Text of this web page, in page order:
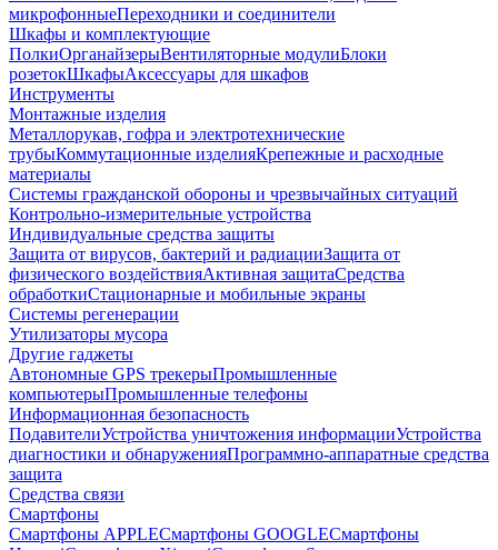
микрофонныеПереходники и соединители
Шкафы и комплектующие
ПолкиОрганайзерыВентиляторные модулиБлоки
розетокШкафыАксессуары для шкафов
Инструменты
Монтажные изделия
Металлорукав, гофра и электротехнические
трубыКоммутационные изделияКрепежные и расходные
материалы
Системы гражданской обороны и чрезвычайных ситуаций
Контрольно-измерительные устройства
Индивидуальные средства защиты
Защита от вирусов, бактерий и радиацииЗащита от
физического воздействияАктивная защитаСредства
обработкиСтационарные и мобильные экраны
Системы регенерации
Утилизаторы мусора
Другие гаджеты
Автономные GPS трекерыПромышленные
компьютерыПромышленные телефоны
Информационная безопасность
ПодавителиУстройства уничтожения информацииУстройства
диагностики и обнаруженияПрограммно-аппаратные средства
защита
Средства связи
Смартфоны
Смартфоны APPLEСмартфоны GOOGLEСмартфоны